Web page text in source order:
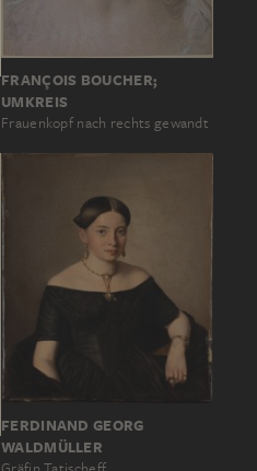
FRANÇOIS BOUCHER;
UMKREIS
Frauenkopf nach rechts gewandt
FERDINAND GEORG
WALDMÜLLER